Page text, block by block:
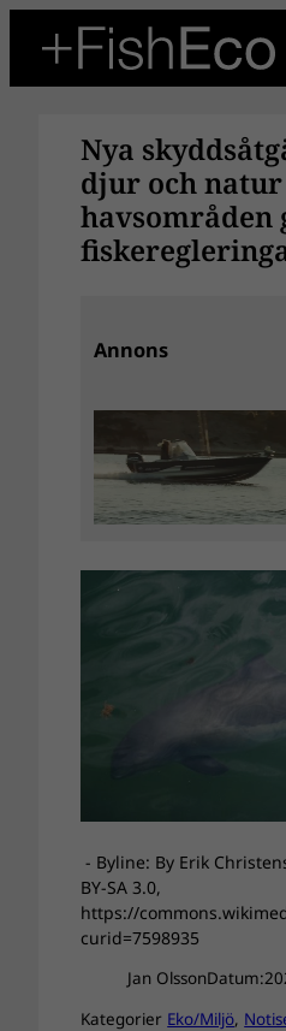
innehåll
Nya
djur och
havsområden
Annons
- Byline: By Erik
BY-SA 3.0,
https://
curid=7598935
Jan OlssonDatum:
Kategorier Eko/Miljö,